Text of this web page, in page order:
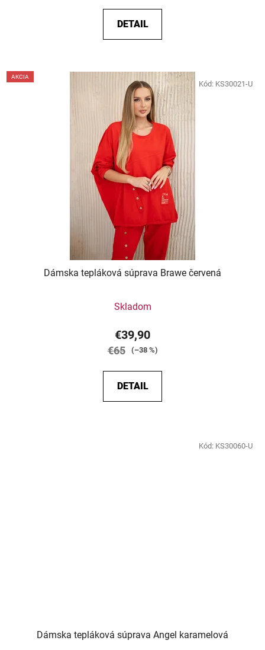
DETAIL
AKCIA
Dámska tepláková súprava Brawe červená
Skladom
€39,90
€65 (–38 %)
DETAIL
Kód: KS30021-U
Dámska tepláková súprava Angel karamelová
Kód: KS30060-U